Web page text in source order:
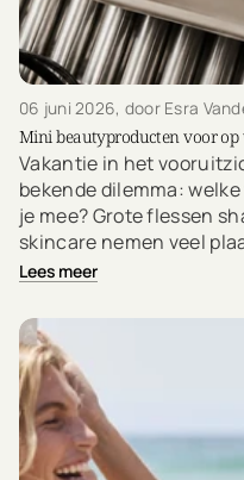
06 juni 2026, door Esra
Mini beautyproducten voor
Vakantie in het
bekende dilemma:
je mee? Grote flessen
skincare nemen veel
Lees meer